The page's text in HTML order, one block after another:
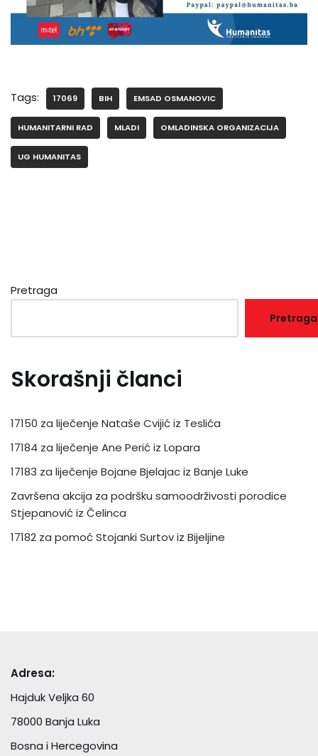
Tags: 17069 BIH EMSAD OSMANOVIC
HUMANITARNI RAD MLADI OMLADINSKA ORGANIZACIJA
UG HUMANITAS
Pretraga
Pretraga
Skorašnji članci
17150 za liječenje Nataše Cvijić iz Teslića
17184 za liječenje Ane Perić iz Lopara
17183 za liječenje Bojane Bjelajac iz Banje Luke
Završena akcija za podršku samoodrživosti porodice
Stjepanović iz Čelinca
17182 za pomoć Stojanki Surtov iz Bijeljine
Adresa:
Hajduk Veljka 60
78000 Banja Luka
Bosna i Hercegovina